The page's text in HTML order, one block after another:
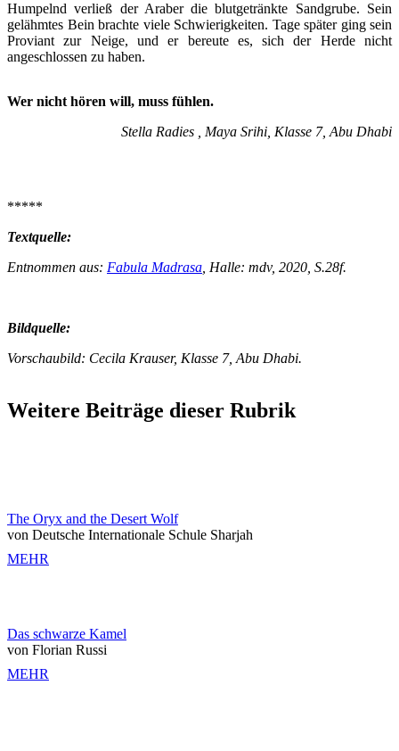
Humpelnd verließ der Araber die blutgetränkte Sandgrube. Sein
gelähmtes Bein brachte viele Schwierigkeiten. Tage später ging sein
Proviant zur Neige, und er bereute es, sich der Herde nicht
angeschlossen zu haben.
Wer nicht hören will, muss fühlen.
Stella Radies , Maya Srihi, Klasse 7, Abu Dhabi
*****
Textquelle:
Entnommen aus: Fabula Madrasa , Halle: mdv, 2020, S.28f.
Bildquelle:
Vorschaubild: Cecila Krauser, Klasse 7, Abu Dhabi.
Weitere Beiträge dieser Rubrik
The Oryx and the Desert Wolf
von Deutsche Internationale Schule Sharjah
MEHR
Das schwarze Kamel
von Florian Russi
MEHR